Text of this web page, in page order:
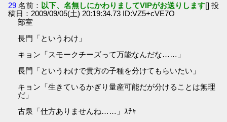
29 名前： 以下、名無しにかわりましてVIPがお送りします[] 投
稿日：2009/09/05(土) 20:19:34.73 ID:VZ5+cVE7O
部室
長門「というわけ」
キョン「スモークチーズって万能なんだな……」
長門「というわけで貴方の子種を分けてもらいたい」
キョン「生きているかぎり量産可能だが分けることは無理
だ」
古泉「仕方ありませんね……」ｽﾁｬ